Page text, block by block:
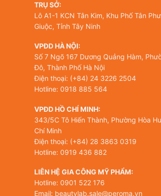
TRỤ SỞ:
Lô A1-1 KCN Tân Kim, Khu Phố Tân
Giuộc, Tỉnh Tây Ninh
VPĐD HÀ NỘI:
Số 7 Ngõ 167 Dương Quảng Hàm,
Đô, Thành Phố Hà Nội
Điện thoại: (+84) 24 3226 2504
Hotline: 0918 885 564
VPĐD HỒ CHÍ MINH:
343/5C Tô Hiến Thành, Phường Hòa
Chí Minh
Điện thoại: (+84) 28 3863 0319
Hotline: 0919 436 882
LIÊN HỆ GIA CÔNG MỸ PHẨM:
Hotline: 0901 522 176
Email: beautylab.sale@peroma.vn